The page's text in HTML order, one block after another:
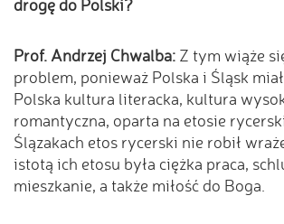
drogę do Polski?
Prof. Andrzej Chwalba: Z tym wiąże
problem, ponieważ Polska i Śląsk
Polska kultura literacka, kultura
romantyczna, oparta na etosie
Ślązakach etos rycerski nie robił
istotą ich etosu była ciężka praca,
mieszkanie, a także miłość do Boga.